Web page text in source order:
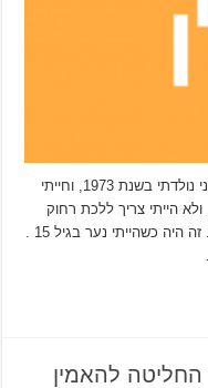
אוצר בכלי חרס – סיפורו של אילן שמי אילן אני נולדתי בשנת 1973, וחייתי
הייתי צריך ללכת רחוק
להאמין